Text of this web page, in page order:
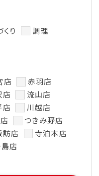
り 調理
店
赤羽店
店
流山店
店
川越店
つきみ野店
訪店
寺泊本店
店